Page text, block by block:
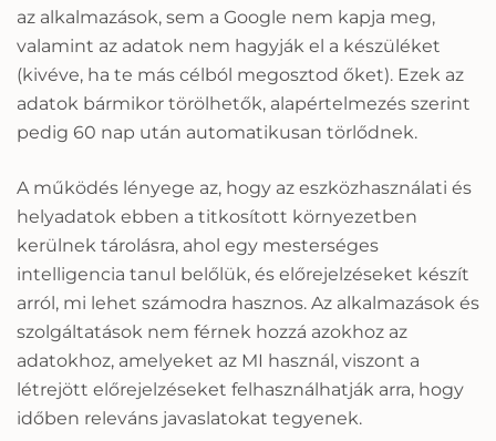
az alkalmazások, sem a Google nem kapja meg,
valamint az adatok nem hagyják el a készüléket
(kivéve, ha te más célból megosztod őket). Ezek az
adatok bármikor törölhetők, alapértelmezés szerint
pedig 60 nap után automatikusan törlődnek.
A működés lényege az, hogy az eszközhasználati és
helyadatok ebben a titkosított környezetben
kerülnek tárolásra, ahol egy mesterséges
intelligencia tanul belőlük, és előrejelzéseket készít
arról, mi lehet számodra hasznos. Az alkalmazások és
szolgáltatások nem férnek hozzá azokhoz az
adatokhoz, amelyeket az MI használ, viszont a
létrejött előrejelzéseket felhasználhatják arra, hogy
időben releváns javaslatokat tegyenek.